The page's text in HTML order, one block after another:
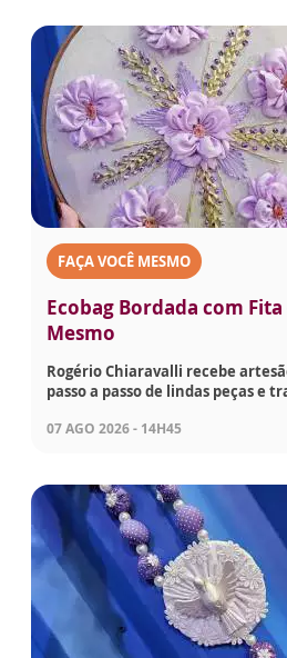
FAÇA VOCÊ MESMO
Ecobag Bordada com Fita
Mesmo
Rogério Chiaravalli recebe
passo a passo de lindas peças e
07 AGO 2026 - 14H45